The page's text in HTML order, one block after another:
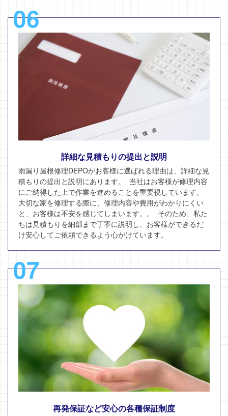
06
詳細な見積もりの提出と説明
雨漏り屋根修理DEPOがお客様に選ばれる理由は、詳細な見
積もりの提出と説明にあります。 当社はお客様が修理内容
にご納得した上で作業を進めることを重要視しています。
大切な家を修理する際に、修理内容や費用がわかりにくい
と、お客様は不安を感じてしまいます。。 そのため、私た
ちは見積もりを細部まで丁寧に説明し、お客様ができるだ
け安心してご依頼できるよう心がけています。
07
再発保証など安心の各種保証制度